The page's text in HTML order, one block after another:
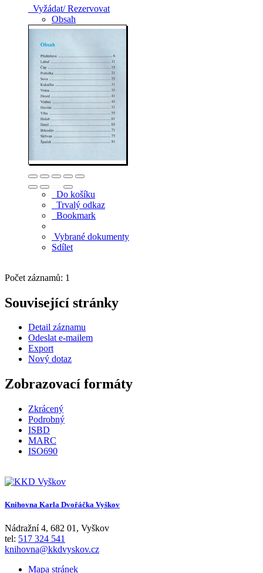
Vyžádat/ Rezervovat
Obsah
Do košíku
Trvalý odkaz
Bookmark
Vybrané dokumenty
Sdílet
Počet záznamů: 1
Související stránky
Detail záznamu
Odeslat e-mailem
Export
Nový dotaz
Zobrazovací formáty
Zkrácený
Podrobný
ISBD
MARC
ISO690
Knihovna Karla Dvořáčka Vyškov
Nádražní 4, 682 01 , Vyškov
tel: 517 324 541
knihovna@kkdvyskov.cz
Mapa stránek